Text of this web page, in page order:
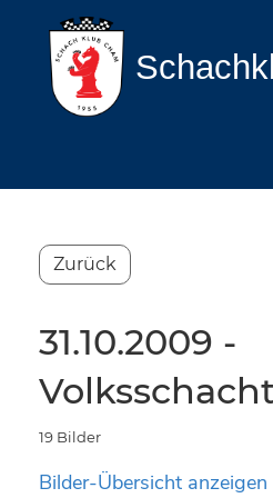
Zurück
31.10.2009 -
19 Bilder
Bilder-Übersicht anzeigen